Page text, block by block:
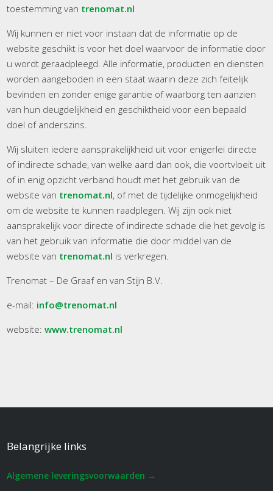
toestemming van trenomat.nl
Wij kunnen er niet voor instaan dat de informatie op de
website geschikt is voor het doel waarvoor de informatie door
u wordt geraadpleegd. Alle informatie, producten en diensten
worden aangeboden in een staat waarin deze zich feitelijk
bevinden en zonder enige garantie of waarborg ten aanzien
van hun deugdelijkheid en geschiktheid voor een bepaald
doel of anderszins.
Wij sluiten iedere aansprakelijkheid uit voor enigerlei directe
of indirecte schade, van welke aard dan ook, die voortvloeit uit
of in enig opzicht verband houdt met het gebruik van de
website van trenomat.nl, of met de tijdelijke onmogelijkheid
om de website te kunnen raadplegen. Wij zijn ook niet
aansprakelijk voor directe of indirecte schade die het gevolg is
van het gebruik van informatie die door middel van de
website van trenomat.nl is verkregen.
Trenomat – De Graaf en van Stijn B.V.
e-mail: info@trenomat.nl
website:www.trenomat.nl
Belangrijke links
Algemene leveringsvoorwaarden →